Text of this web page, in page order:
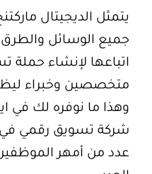
يتمثل الديجيتال
جميع الوسائل والطرق
اتباعها لإنشاء حملة
متخصصين وخبراء
وهذا ما نوفره لك
شركة تسويق رقمي في
عدد من أمهر